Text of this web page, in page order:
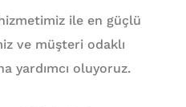
ile en güçlü
ve müşteri odaklı
yardımcı oluyoruz.